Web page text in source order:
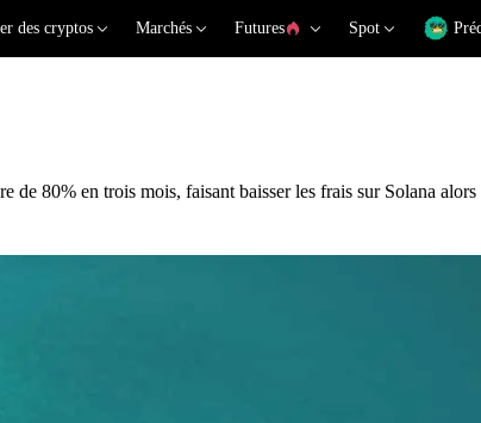
des cryptos Marchés Futures Spot
de 80% en trois mois, faisant baisser les frais sur Solana